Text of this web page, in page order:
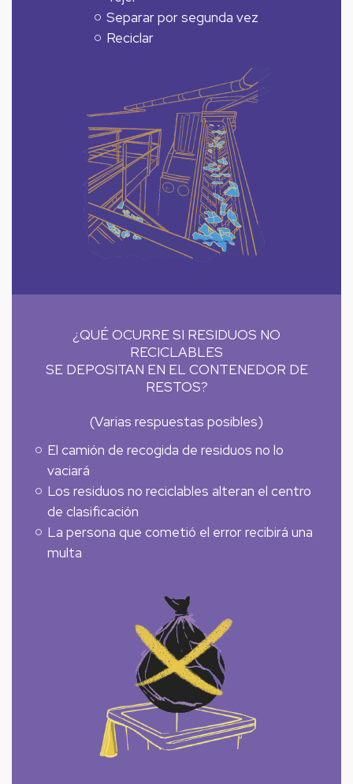
Separar por segunda vez
Reciclar
¿QUÉ OCURRE SI RESIDUOS NO
RECICLABLES
SE DEPOSITAN EN EL CONTENEDOR DE
RESTOS?
(Varias respuestas posibles)
El camión de recogida de residuos no lo
vaciará
Los residuos no reciclables alteran el centro
de clasificación
La persona que cometió el error recibirá una
multa